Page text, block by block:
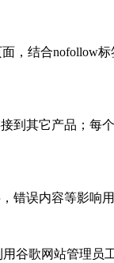
结合nofollow
其它产品；每
错误内容等影
歌网站管理员